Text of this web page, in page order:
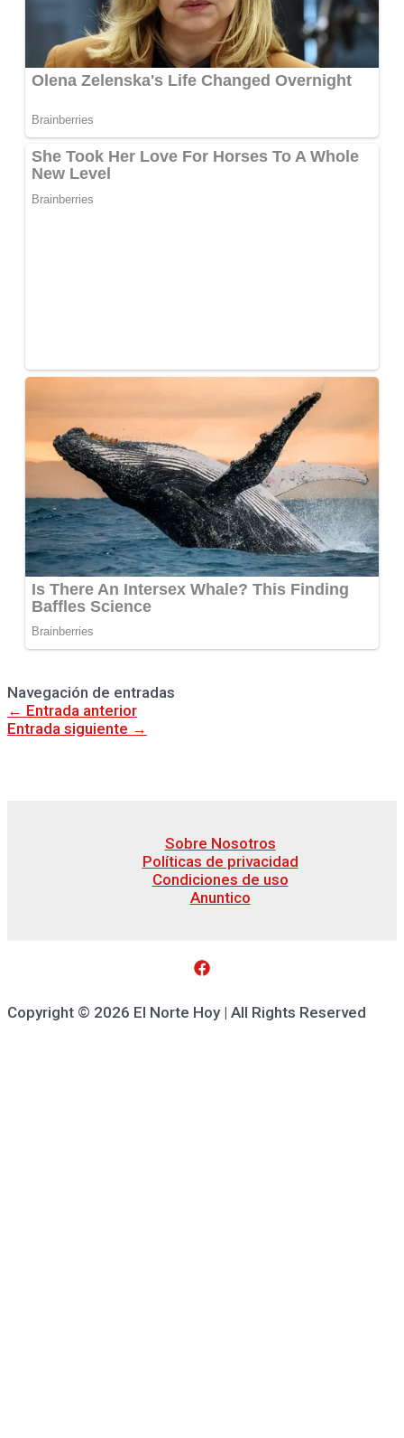
Navegación de entradas
← Entrada anterior
Entrada siguiente →
Sobre Nosotros
Políticas de privacidad
Condiciones de uso
Anuntico
Copyright © 2026 El Norte Hoy | All Rights Reserved